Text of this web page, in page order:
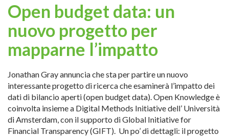
Open budget data: un
nuovo progetto per
mapparne l’impatto
Jonathan Gray annuncia che sta per partire un nuovo
interessante progetto di ricerca che esaminerà l’impatto dei
dati di bilancio aperti (open budget data). Open Knowledge è
coinvolta insieme a Digital Methods Initiative dell’ Università
di Amsterdam, con il supporto di Global Initiative for
Financial Transparency (GIFT). Un po’ di dettagli: il progetto